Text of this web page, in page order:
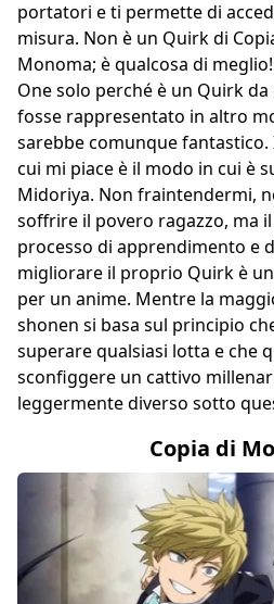
portatori e ti permette di
misura. Non è un Quirk di
Monoma; è qualcosa di
One solo perché è un Quirk
fosse rappresentato in altro
sarebbe comunque
cui mi piace è il modo in cui è
Midoriya. Non fraintendermi,
soffrire il povero ragazzo, ma
processo di apprendimento e
migliorare il proprio Quirk è
per un anime. Mentre la
shonen si basa sul principio
superare qualsiasi lotta e che
sconfiggere un cattivo
leggermente diverso sotto
Copia di